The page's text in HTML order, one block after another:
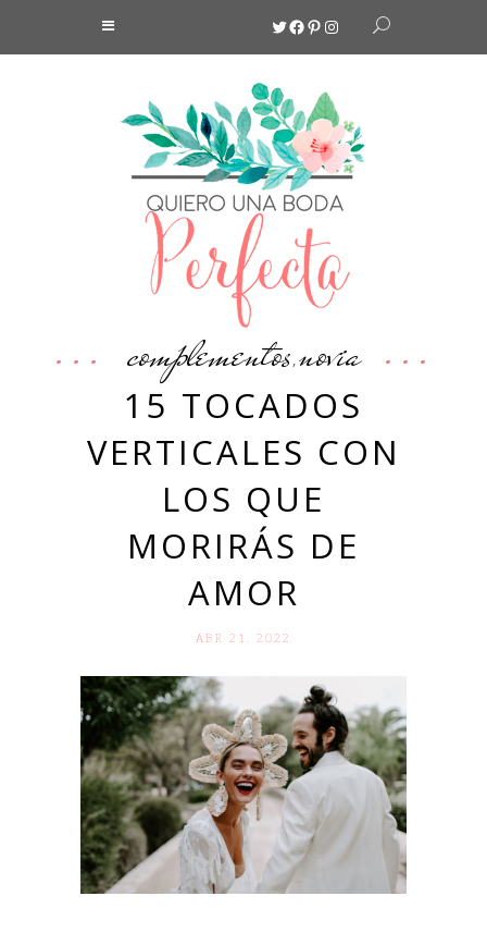
Twitter
Facebook
Pinterest
Instagram
complementos,novia
15 TOCADOS
VERTICALES CON
LOS QUE
MORIRÁS DE
AMOR
ABR 21. 2022